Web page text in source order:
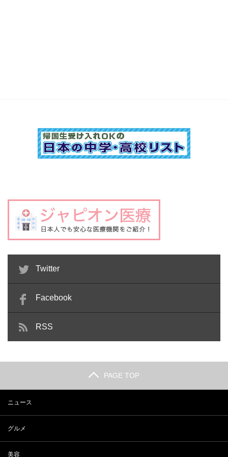
Twitter
Facebook
RSS
PAGE TOP
ニュース
グルメ
美容